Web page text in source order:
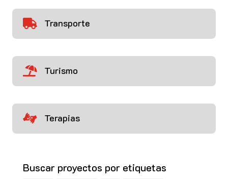
 Transporte
 Turismo
 Terapias
Buscar proyectos por etiquetas